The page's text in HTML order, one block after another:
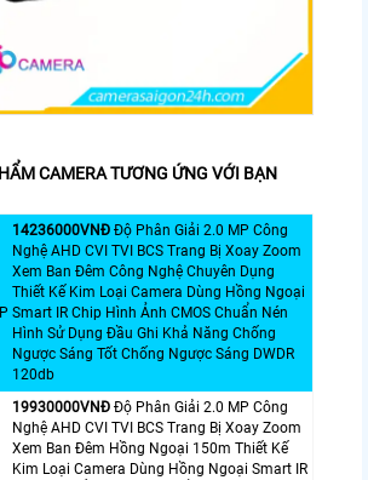
CAMERA TƯƠNG ỨNG VỚI BẠN
14236000VNÐ Độ Phân Giải 2.0 MP Công
Nghệ AHD CVI TVI BCS Trang Bị Xoay Zoom
Xem Ban Đêm Công Nghệ Chuyên Dụng
Thiết Kế Kim Loại Camera Dùng Hồng Ngoại
Smart IR Chip Hình Ảnh CMOS Chuẩn Nén
Hình Sử Dụng Đầu Ghi Khả Năng Chống
Ngược Sáng Tốt Chống Ngược Sáng DWDR
120db
19930000VNÐ Độ Phân Giải 2.0 MP Công
Nghệ AHD CVI TVI BCS Trang Bị Xoay Zoom
Xem Ban Đêm Hồng Ngoại 150m Thiết Kế
Kim Loại Camera Dùng Hồng Ngoại Smart IR